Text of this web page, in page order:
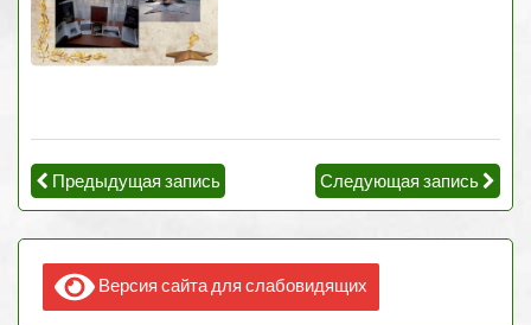
Предыдущая запись Следующая запись
Версия сайта для слабовидящих